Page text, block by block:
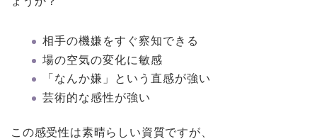
相手の機嫌をすぐ察知できる
場の空気の変化に敏感
「なんか嫌」という直感が強い
芸術的な感性が強い
この感受性は素晴らしい資質ですが、